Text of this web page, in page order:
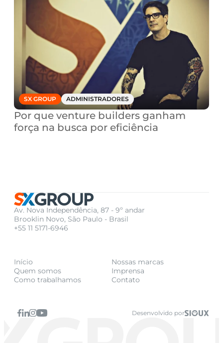
SX GROUP ADMINISTRADORES
Por que venture builders ganham
força na busca por eficiência
Av. Nova Independência, 87 - 9º andar
Brooklin Novo, São Paulo - Brasil
+55 11 5171-6946
Início
Quem somos
Como trabalhamos
Nossas marcas
Imprensa
Contato
Desenvolvido por